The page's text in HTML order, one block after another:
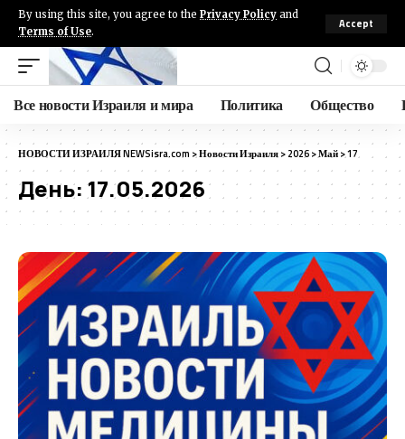
By using this site, you agree to the Privacy Policy and
Terms of Use.
Accept
Все новости Израиля и мира Политика Общество
НОВОСТИ ИЗРАИЛЯ NEWSisra.com >Новости Израиля>2026>Май>17
День:17.05.2026